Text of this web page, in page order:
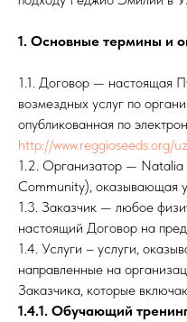
1. Основные термины и
1.1. Договор — настоящая
возмездных услуг по
опубликованная по
http://www.reggioseeds.org/
1.2. Организатор — Natalia
Community), оказывающая
1.3. Заказчик — любое
настоящий Договор на
1.4. Услуги – услуги,
направленные на
Заказчика, которые
1.4.1. Обучающий